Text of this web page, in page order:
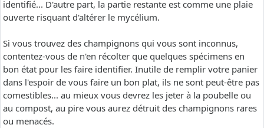
identifié... D'autre part, la partie restante est comme une plaie
ouverte risquant d'altérer le mycélium.
Si vous trouvez des champignons qui vous sont inconnus,
contentez-vous de n'en récolter que quelques spécimens en
bon état pour les faire identifier. Inutile de remplir votre panier
dans l'espoir de vous faire un bon plat, ils ne sont peut-être pas
comestibles... au mieux vous devrez les jeter à la poubelle ou
au compost, au pire vous aurez détruit des champignons rares
ou menacés.